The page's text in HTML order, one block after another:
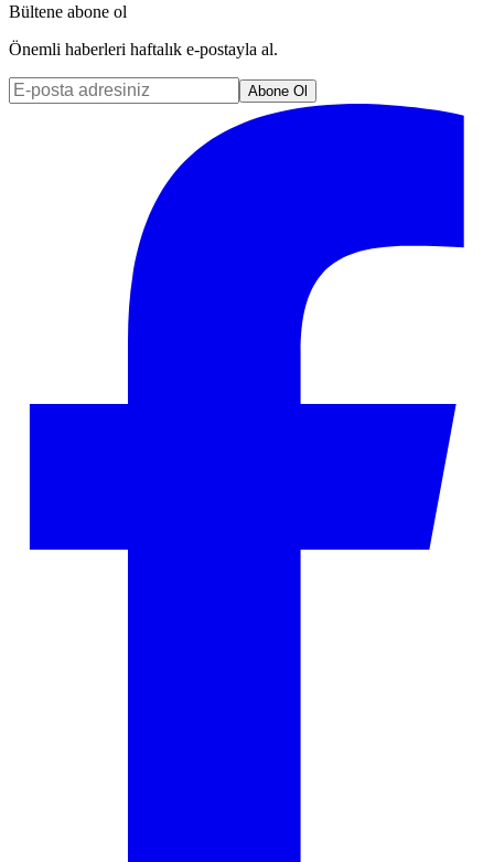
Bültene abone ol
Önemli haberleri haftalık e-postayla al.
Abone Ol